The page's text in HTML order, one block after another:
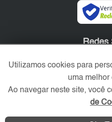
Redes
Utilizamos cookies para
uma melhor
Ao navegar neste site, você
de